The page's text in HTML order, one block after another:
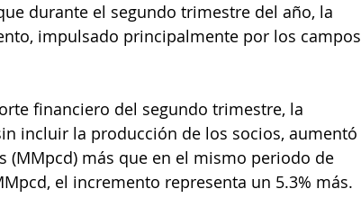
durante el segundo trimestre del año, la
impulsado principalmente por los campos
financiero del segundo trimestre, la
incluir la producción de los socios, aumentó
(MMpcd) más que en el mismo periodo de
el incremento representa un 5.3% más.